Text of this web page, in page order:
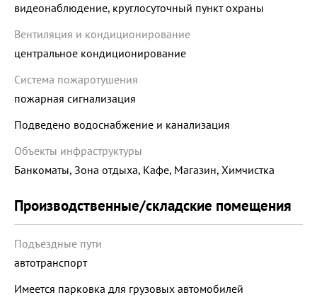
видеонаблюдение, круглосуточный пункт охраны
Вентиляция и кондиционирование
центральное кондиционирование
Система пожаротушения
пожарная сигнализация
Подведено водоснабжение и канализация
Объекты инфраструктуры
Банкоматы, Зона отдыха, Кафе, Магазин, Химчистка
Производственные/складские помещения
Подъездные пути
автотранспорт
Имеется парковка для грузовых автомобилей